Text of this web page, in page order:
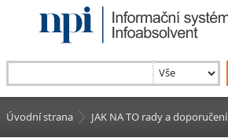
Úvodní strana JAK NA TO rady a doporučení